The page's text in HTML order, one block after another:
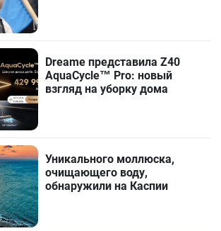
Dreame представила Z40
AquaCycle™ Pro: новый
взгляд на уборку дома
Уникального моллюска,
очищающего воду,
обнаружили на Каспии